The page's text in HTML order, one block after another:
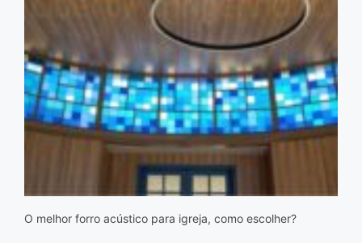
O melhor forro acústico para igreja, como escolher?